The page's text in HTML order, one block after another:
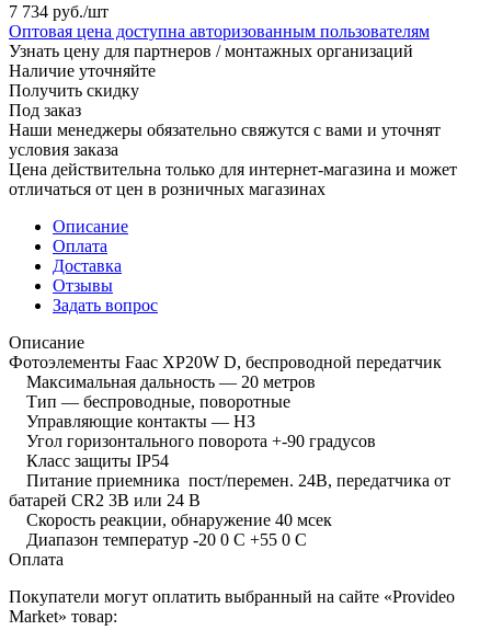
7 734 руб./шт
Оптовая цена доступна авторизованным пользователям
Узнать цену для партнеров / монтажных организаций
Наличие уточняйте
Получить скидку
Под заказ
Наши менеджеры обязательно свяжутся с вами и уточнят
условия заказа
Цена действительна только для интернет-магазина и может
отличаться от цен в розничных магазинах
Описание
Оплата
Доставка
Отзывы
Задать вопрос
Описание
Фотоэлементы Faac XP20W D, беспроводной передатчик
Максимальная дальность — 20 метров
Тип — беспроводные, поворотные
Управляющие контакты — НЗ
Угол горизонтального поворота +-90 градусов
Класс защиты IP54
Питание приемника пост/перемен. 24В, передатчика от
батарей CR2 3В или 24 В
Скорость реакции, обнаружение 40 мсек
Диапазон температур -20 0 С +55 0 С
Оплата
Покупатели могут оплатить выбранный на сайте «Provideo
Market» товар: